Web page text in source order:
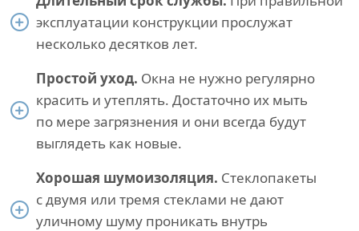
эксплуатации конструкции прослужат
несколько десятков лет.
Простой уход. Окна не нужно регулярно
красить и утеплять. Достаточно их мыть
по мере загрязнения и они всегда будут
выглядеть как новые.
Хорошая шумоизоляция. Стеклопакеты
с двумя или тремя стеклами не дают
уличному шуму проникать внутрь